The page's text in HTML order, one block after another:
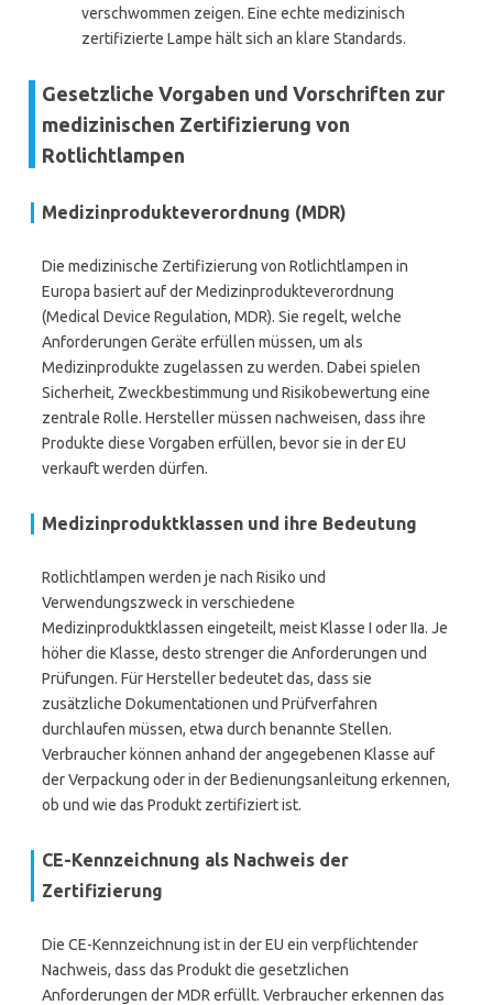
verschwommen zeigen. Eine echte medizinisch
zertifizierte Lampe hält sich an klare Standards.
Gesetzliche Vorgaben und Vorschriften zur
medizinischen Zertifizierung von
Rotlichtlampen
Medizinprodukteverordnung (MDR)
Die medizinische Zertifizierung von Rotlichtlampen in
Europa basiert auf der Medizinprodukteverordnung
(Medical Device Regulation, MDR). Sie regelt, welche
Anforderungen Geräte erfüllen müssen, um als
Medizinprodukte zugelassen zu werden. Dabei spielen
Sicherheit, Zweckbestimmung und Risikobewertung eine
zentrale Rolle. Hersteller müssen nachweisen, dass ihre
Produkte diese Vorgaben erfüllen, bevor sie in der EU
verkauft werden dürfen.
Medizinproduktklassen und ihre Bedeutung
Rotlichtlampen werden je nach Risiko und
Verwendungszweck in verschiedene
Medizinproduktklassen eingeteilt, meist Klasse I oder IIa. Je
höher die Klasse, desto strenger die Anforderungen und
Prüfungen. Für Hersteller bedeutet das, dass sie
zusätzliche Dokumentationen und Prüfverfahren
durchlaufen müssen, etwa durch benannte Stellen.
Verbraucher können anhand der angegebenen Klasse auf
der Verpackung oder in der Bedienungsanleitung erkennen,
ob und wie das Produkt zertifiziert ist.
CE-Kennzeichnung als Nachweis der
Zertifizierung
Die CE-Kennzeichnung ist in der EU ein verpflichtender
Nachweis, dass das Produkt die gesetzlichen
Anforderungen der MDR erfüllt. Verbraucher erkennen das